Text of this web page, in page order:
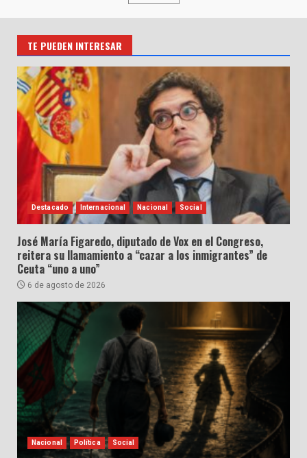
entradas
TE PUEDEN INTERESAR
Destacado Internacional Nacional Social
José María Figaredo, diputado de Vox en el Congreso,
reitera su llamamiento a “cazar a los inmigrantes” de
Ceuta “uno a uno”
6 de agosto de 2026
Nacional Política Social